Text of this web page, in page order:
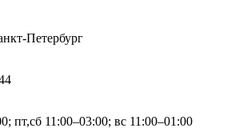
Петербург
пт,сб 11:00–03:00; вс 11:00–01:00